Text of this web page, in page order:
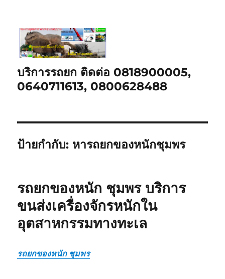
บริการรถยก ติดต่อ 0818900005,
0640711613, 0800628488
ป้ายกำกับ: หารถยกของหนักชุมพร
รถยกของหนัก ชุมพร บริการ
ขนส่งเครื่องจักรหนักใน
อุตสาหกรรมทางทะเล
รถยกของหนัก ชุมพร